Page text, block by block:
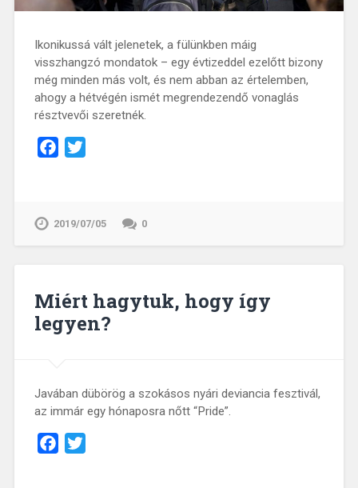
Ikonikussá vált jelenetek, a fülünkben máig
visszhangzó mondatok – egy évtizeddel ezelőtt bizony
még minden más volt, és nem abban az értelemben,
ahogy a hétvégén ismét megrendezendő vonaglás
résztvevői szeretnék.
Facebook
2019/07/05 0
Miért hagytuk, hogy így
legyen?
Javában dübörög a szokásos nyári deviancia fesztivál,
az immár egy hónaposra nőtt “Pride”.
Facebook